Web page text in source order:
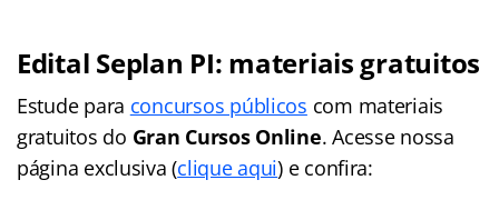
Edital Seplan PI: materiais gratuitos
Estude para concursos públicos com materiais
gratuitos do Gran Cursos Online. Acesse nossa
página exclusiva (clique aqui) e confira: